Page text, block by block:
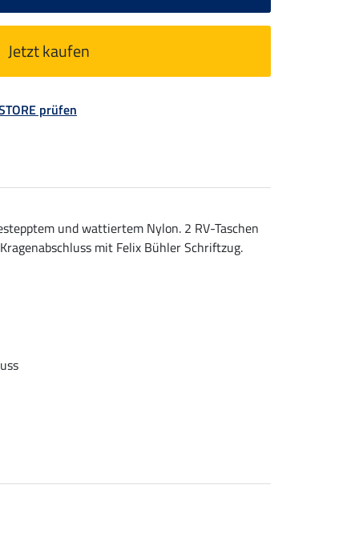
Jetzt kaufen
prüfen
und wattiertem Nylon. 2 RV-Taschen
mit Felix Bühler Schriftzug.